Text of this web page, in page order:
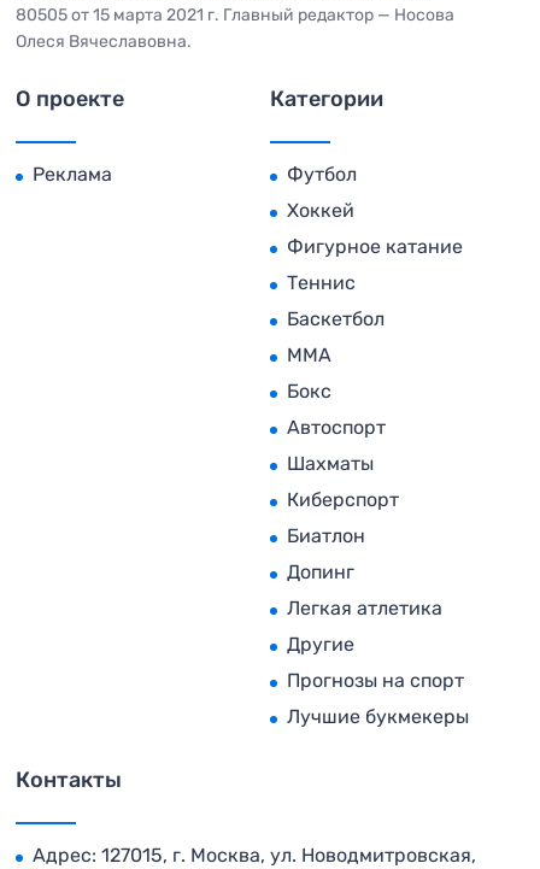
80505 от 15 марта 2021 г. Главный редактор — Носова
Олеся Вячеславовна.
О проекте
Реклама
Категории
Футбол
Хоккей
Фигурное катание
Теннис
Баскетбол
MMA
Бокс
Автоспорт
Шахматы
Киберспорт
Биатлон
Допинг
Легкая атлетика
Другие
Прогнозы на спорт
Лучшие букмекеры
Контакты
Адрес: 127015, г. Москва, ул. Новодмитровская,